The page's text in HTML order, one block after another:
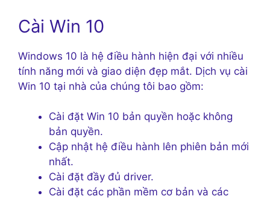
Cài Win 10
Windows 10 là hệ điều hành hiện đại với nhiều
tính năng mới và giao diện đẹp mắt. Dịch vụ cài
Win 10 tại nhà của chúng tôi bao gồm:
Cài đặt Win 10 bản quyền hoặc không
bản quyền.
Cập nhật hệ điều hành lên phiên bản mới
nhất.
Cài đặt đầy đủ driver.
Cài đặt các phần mềm cơ bản và các